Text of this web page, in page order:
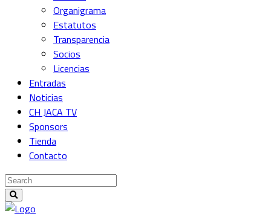
Organigrama
Estatutos
Transparencia
Socios
Licencias
Entradas
Noticias
CH JACA TV
Sponsors
Tienda
Contacto